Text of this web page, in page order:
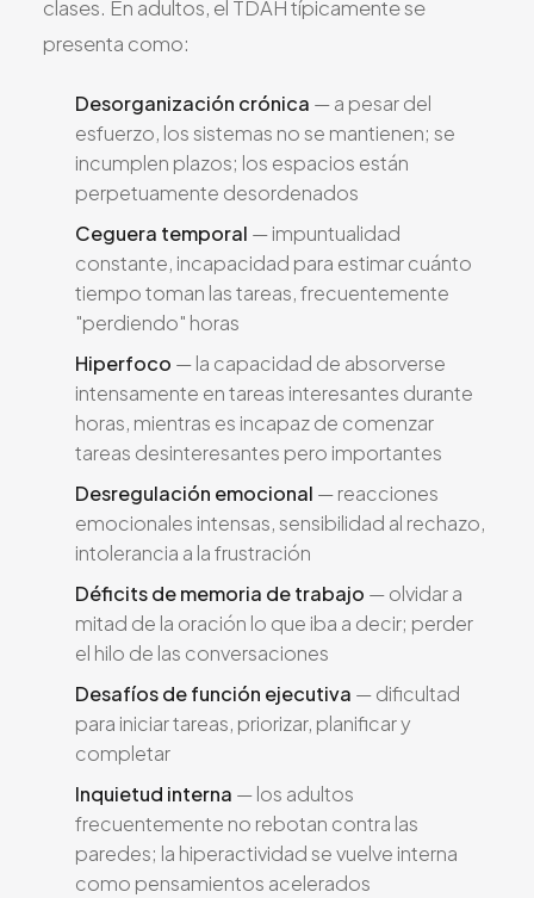
clases. En adultos, el TDAH típicamente se
presenta como:
Desorganización crónica — a pesar del
esfuerzo, los sistemas no se mantienen; se
incumplen plazos; los espacios están
perpetuamente desordenados
Ceguera temporal — impuntualidad
constante, incapacidad para estimar cuánto
tiempo toman las tareas, frecuentemente
"perdiendo" horas
Hiperfoco — la capacidad de absorverse
intensamente en tareas interesantes durante
horas, mientras es incapaz de comenzar
tareas desinteresantes pero importantes
Desregulación emocional — reacciones
emocionales intensas, sensibilidad al rechazo,
intolerancia a la frustración
Déficits de memoria de trabajo — olvidar a
mitad de la oración lo que iba a decir; perder
el hilo de las conversaciones
Desafíos de función ejecutiva — dificultad
para iniciar tareas, priorizar, planificar y
completar
Inquietud interna — los adultos
frecuentemente no rebotan contra las
paredes; la hiperactividad se vuelve interna
como pensamientos acelerados